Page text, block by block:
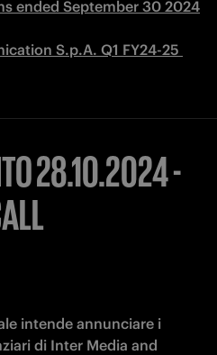
ended September 30 2024
S.p.A. Q1 FY24-25
28.10.2024 -
intende annunciare i
di Inter Media and